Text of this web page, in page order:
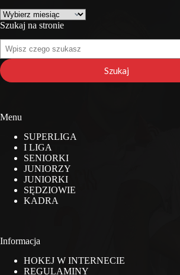
Archiwa
Szukaj na stronie
Szukaj
na
stronie
Szukaj
Menu
SUPERLIGA
I LIGA
SENIORKI
JUNIORZY
JUNIORKI
SĘDZIOWIE
KADRA
Informacja
HOKEJ W INTERNECIE
REGULAMINY